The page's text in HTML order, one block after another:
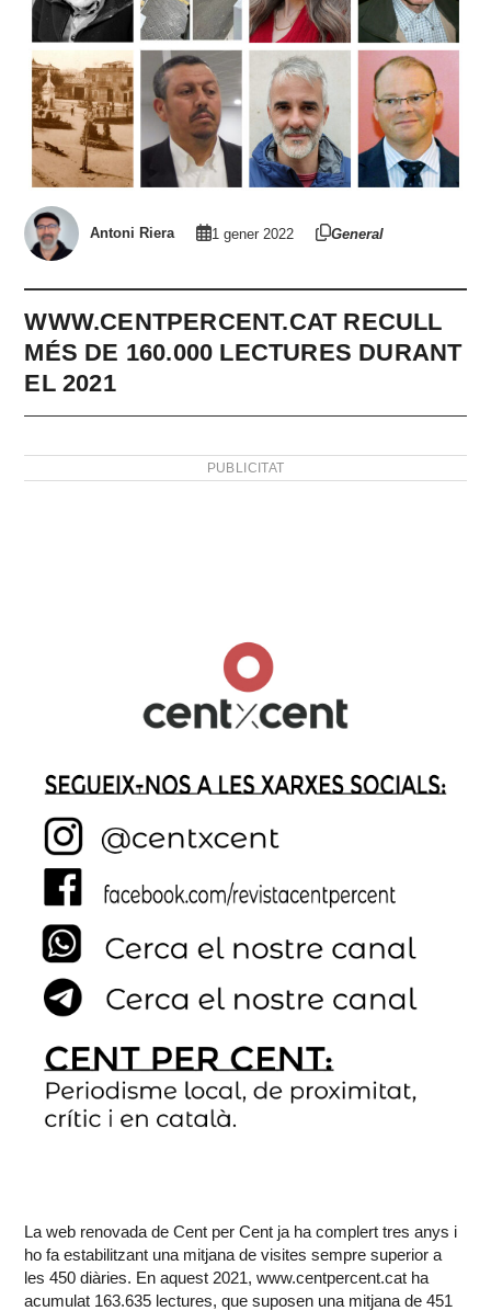
Antoni Riera 1 gener 2022 General
WWW.CENTPERCENT.CAT RECULL
MÉS DE 160.000 LECTURES DURANT
EL 2021
PUBLICITAT
La web renovada de Cent per Cent ja ha complert tres anys i
ho fa estabilitzant una mitjana de visites sempre superior a
les 450 diàries. En aquest 2021, www.centpercent.cat ha
acumulat 163.635 lectures, que suposen una mitjana de 451